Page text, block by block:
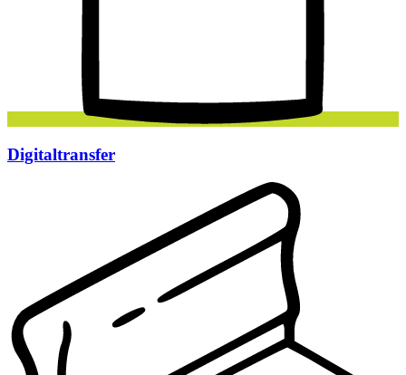
Digitaltransfer